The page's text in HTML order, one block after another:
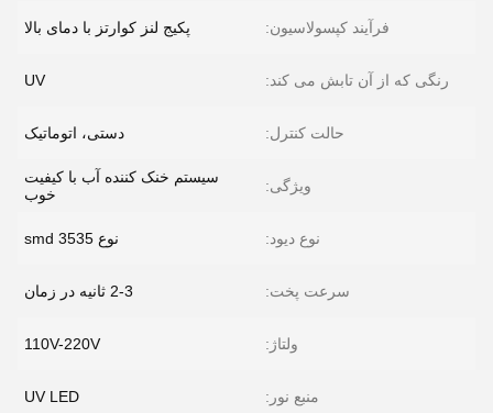
فرآیند کپسولاسیون: پکیج لنز کوارتز با دمای بالا
رنگی که از آن تابش می کند: UV
حالت کنترل: دستی، اتوماتیک
ویژگی:
سیستم خنک کننده آب با کیفیت
خوب
نوع دیود: نوع smd 3535
سرعت پخت: 2-3 ثانیه در زمان
ولتاژ: 110V-220V
منبع نور: UV LED